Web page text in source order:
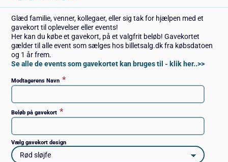
Glæd familie, venner, kollegaer, eller sig tak for hjælpen med et
gavekort til oplevelser eller events!
Her kan du købe et gavekort, på et valgfrit beløb! Gavekortet
gælder til alle event som sælges hos billetsalg.dk fra købsdatoen
og 1 år frem.
Se alle de events som gavekortet kan bruges til - klik her..>>
Modtagerens Navn *
Beløb på gavekort *
Vælg gavekort design